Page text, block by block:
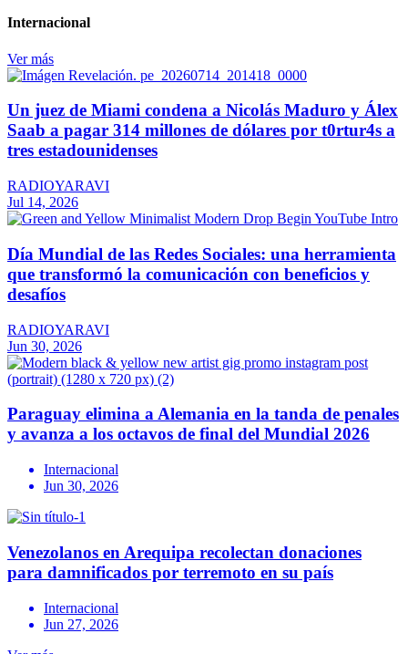
Internacional
Ver más
Un juez de Miami condena a Nicolás Maduro y Álex
Saab a pagar 314 millones de dólares por t0rtur4s a
tres estadounidenses
RADIOYARAVI
Jul 14, 2026
Día Mundial de las Redes Sociales: una herramienta
que transformó la comunicación con beneficios y
desafíos
RADIOYARAVI
Jun 30, 2026
Paraguay elimina a Alemania en la tanda de penales
y avanza a los octavos de final del Mundial 2026
Internacional
Jun 30, 2026
Venezolanos en Arequipa recolectan donaciones
para damnificados por terremoto en su país
Internacional
Jun 27, 2026